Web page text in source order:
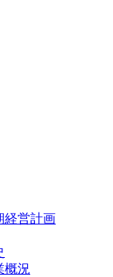
経営計画
概況